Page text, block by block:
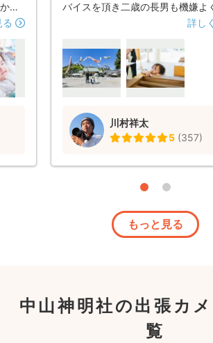
ら
ても
か
っ
ベ
バイスを頂き二歳の長男も機嫌よ
ました。また慣れた様子で接して
頂けてとても嬉しいです 仕上が
も自然で明るくふんわりとした雰
み通りでした！またお願いしたい
詳し
川村祥太
5 (357)
もっと見る
中山神明社の出張カ
覧